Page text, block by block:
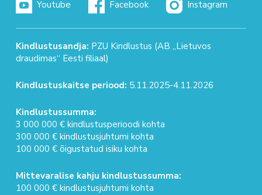
Youtube Facebook Instagram
Kindlustusandja: PZU Kindlustus (AB „Lietuvos
draudimas“ Eesti filiaal)
Kindlustuskaitse periood: 5.11.2025-4.11.2026
Kindlustussumma:
3 000 000 € kindlustusperioodi kohta
300 000 € kindlustusjuhtumi kohta
100 000 € õigustatud isiku kohta
Mittevaralise kahju kindlustussumma:
100 000 € kindlustusjuhtumi kohta